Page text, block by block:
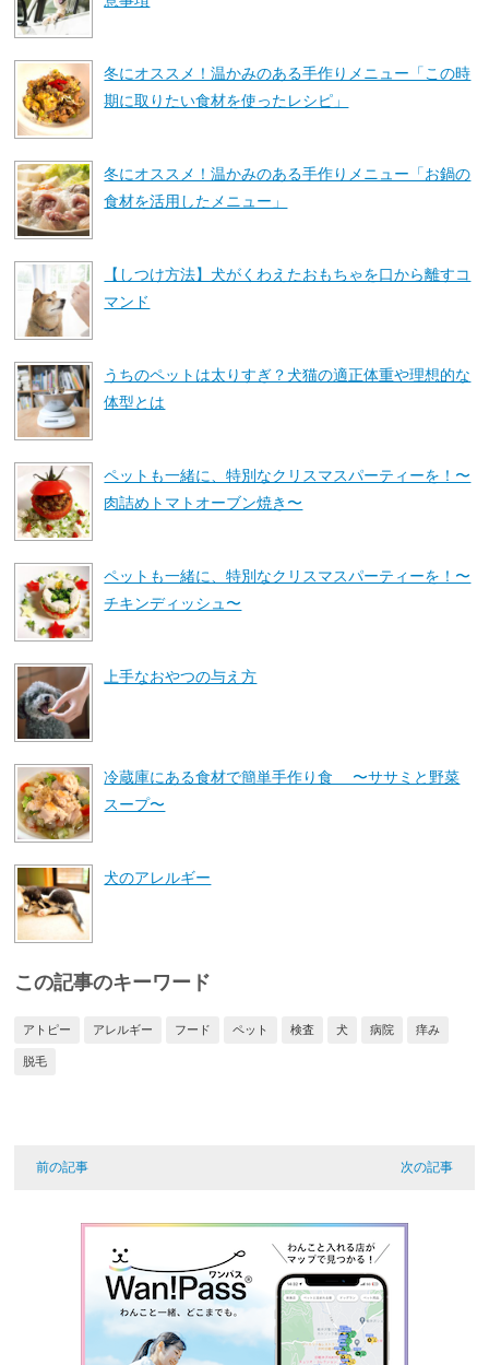
冬にオススメ！温かみのある手作りメニュー「この時
期に取りたい食材を使ったレシピ」
冬にオススメ！温かみのある手作りメニュー「お鍋の
食材を活用したメニュー」
【しつけ方法】犬がくわえたおもちゃを口から離すコ
マンド
うちのペットは太りすぎ？犬猫の適正体重や理想的な
体型とは
ペットも一緒に、特別なクリスマスパーティーを！〜
肉詰めトマトオーブン焼き〜
ペットも一緒に、特別なクリスマスパーティーを！〜
チキンディッシュ〜
上手なおやつの与え方
冷蔵庫にある食材で簡単手作り食 〜ササミと野菜
スープ〜
犬のアレルギー
この記事のキーワード
アトピー アレルギー フード ペット 検査 犬 病院 痒み
脱毛
前の記事 次の記事